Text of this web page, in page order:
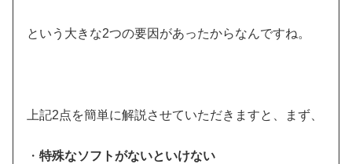
という大きな2つの要因があったからなんですね。
上記2点を簡単に解説させていただきますと、まず、
・特殊なソフトがないといけない